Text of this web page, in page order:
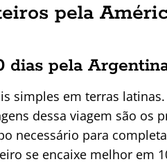
pela
dias pela
simples em terras
dessa viagem são os
necessário para
se encaixe melhor em